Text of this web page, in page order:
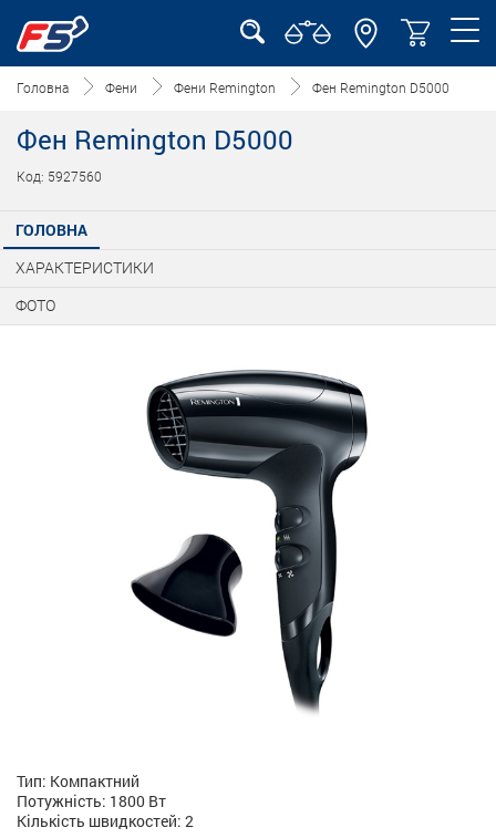
Головна Фени Фени Remington Фен Remington D5000
Фен Remington D5000
Код: 5927560
ГОЛОВНА
ХАРАКТЕРИСТИКИ
ФОТО
Тип: Компактний
Потужність: 1800 Вт
Кількість швидкостей: 2